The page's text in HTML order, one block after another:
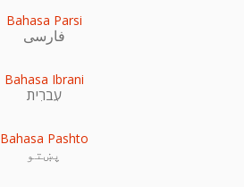
Bahasa Parsi
فارسی
Bahasa Ibrani
עִברִית
Bahasa Pashto
پښتو